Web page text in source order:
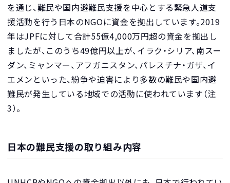
を通じ、難民や国内避難民支援を中心とする緊急人道支
援活動を行う日本のNGOに資金を拠出しています。2019
年はJPFに対して合計55億4,000万円超の資金を拠出し
ましたが、このうち49億円以上が、イラク・シリア、南スー
ダン、ミャンマー、アフガニスタン、パレスチナ・ガザ、イ
エメンといった、紛争や迫害により多数の難民や国内避
難民が発生している地域での活動に使われています（注
3）。
日本の難民支援の取り組み内容